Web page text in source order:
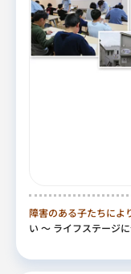
障害のある子たちによ
い ～ ライフステージ